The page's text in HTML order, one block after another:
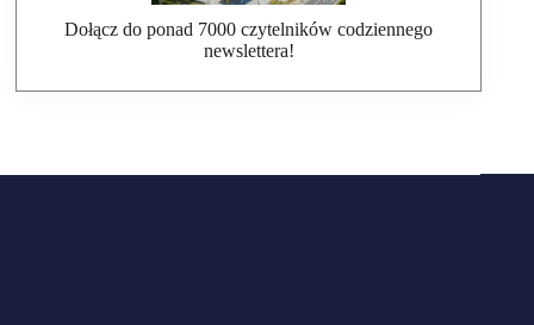
Dołącz do ponad 7000 czytelników codziennego
newslettera!